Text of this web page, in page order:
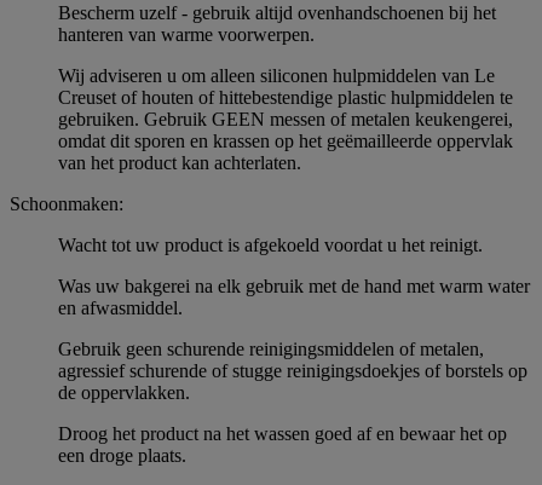
Bescherm uzelf - gebruik altijd ovenhandschoenen bij het
hanteren van warme voorwerpen.
Wij adviseren u om alleen siliconen hulpmiddelen van Le
Creuset of houten of hittebestendige plastic hulpmiddelen te
gebruiken. Gebruik GEEN messen of metalen keukengerei,
omdat dit sporen en krassen op het geëmailleerde oppervlak
van het product kan achterlaten.
Schoonmaken:
Wacht tot uw product is afgekoeld voordat u het reinigt.
Was uw bakgerei na elk gebruik met de hand met warm water
en afwasmiddel.
Gebruik geen schurende reinigingsmiddelen of metalen,
agressief schurende of stugge reinigingsdoekjes of borstels op
de oppervlakken.
Droog het product na het wassen goed af en bewaar het op
een droge plaats.